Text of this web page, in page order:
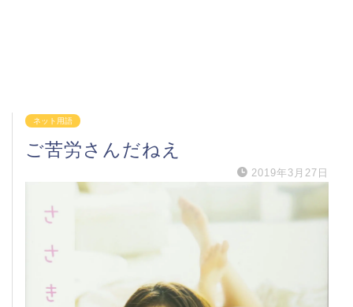
ネット用語
ご苦労さんだねえ
2019年3月27日